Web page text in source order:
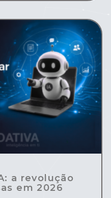
a revolução
em 2026